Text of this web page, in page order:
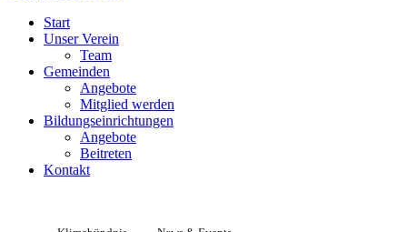
Start
Unser Verein
Team
Gemeinden
Angebote
Mitglied werden
Bildungseinrichtungen
Angebote
Beitreten
Kontakt